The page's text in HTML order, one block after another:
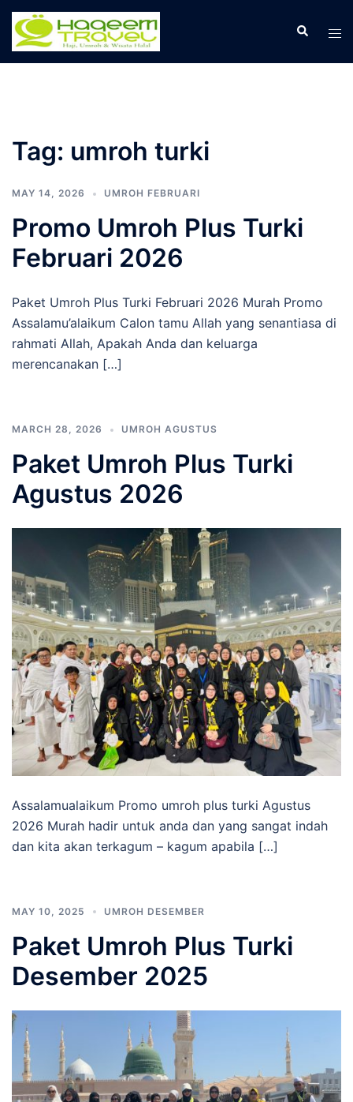
Skip
content
Search
Tag: umroh turki
MAY 14, 2026 UMROH FEBRUARI
Promo Umroh Plus Turki
Februari 2026
Paket Umroh Plus Turki Februari 2026 Murah Promo
Assalamu’alaikum Calon tamu Allah yang senantiasa di
rahmati Allah, Apakah Anda dan keluarga
merencanakan […]
MARCH 28, 2026 UMROH AGUSTUS
Paket Umroh Plus Turki
Agustus 2026
Assalamualaikum Promo umroh plus turki Agustus
2026 Murah hadir untuk anda dan yang sangat indah
dan kita akan terkagum – kagum apabila […]
MAY 10, 2025 UMROH DESEMBER
Paket Umroh Plus Turki
Desember 2025